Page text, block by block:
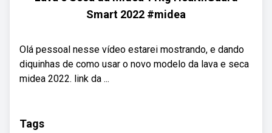
Smart 2022 #midea
Olá pessoal nesse vídeo estarei mostrando, e dando
diquinhas de como usar o novo modelo da lava e seca
midea 2022. link da ...
Tags